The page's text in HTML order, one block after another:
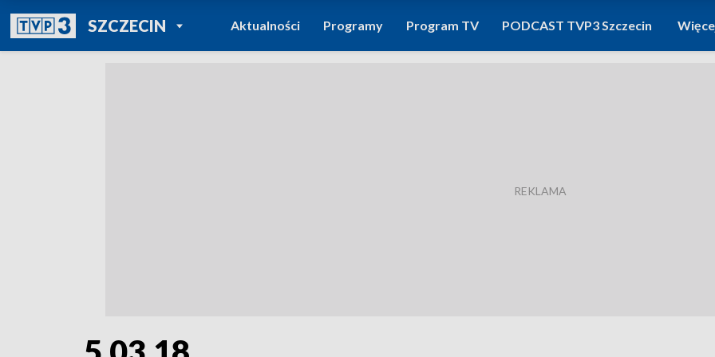
SZCZECINPOWRÓT DO
TVP REGIONY
Aktualności Programy Program TV PODCAST TVP3 Szczecin